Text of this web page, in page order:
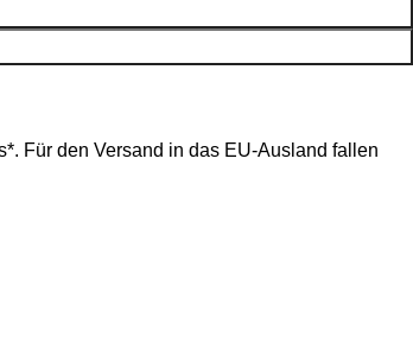
Für den Versand in das EU-Ausland fallen